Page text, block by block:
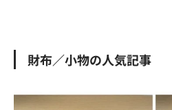
財布／小物の人気記事